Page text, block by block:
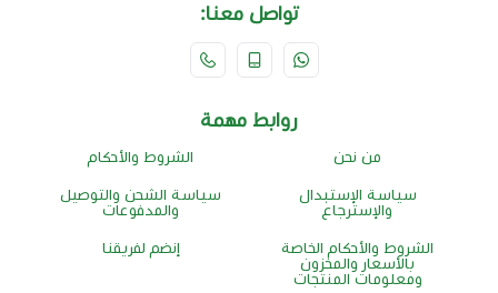
تواصل معنا:
روابط مهمة
من نحن الشروط والأحكام
سياسة الإستبدال
والإسترجاع
سياسة الشحن والتوصيل
والمدفوعات
الشروط والأحكام الخاصة
بالأسعار والمخزون
ومعلومات المنتجات
إنضم لفريقنا